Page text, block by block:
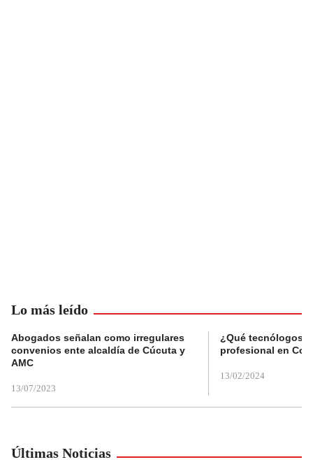
Lo más leído
Abogados señalan como irregulares
convenios ente alcaldía de Cúcuta y
AMC
13/07/2023
¿Qué tecnólogos
profesional en
13/02/2024
Últimas Noticias